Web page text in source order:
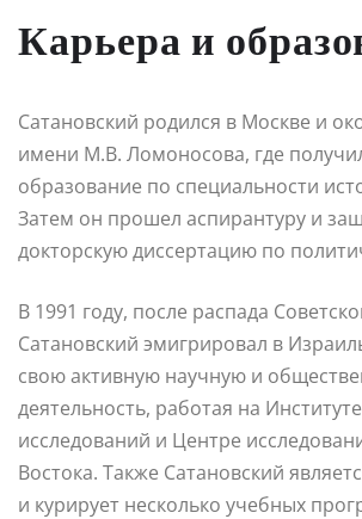
Карьера и
Сатановский родился в Москве и
имени М.В. Ломоносова, где
образование по специальности
Затем он прошел аспирантуру и
докторскую диссертацию по
В 1991 году, после распада
Сатановский эмигрировал в
свою активную научную и
деятельность, работая на
исследований и Центре
Востока. Также Сатановский
и курирует несколько учебных